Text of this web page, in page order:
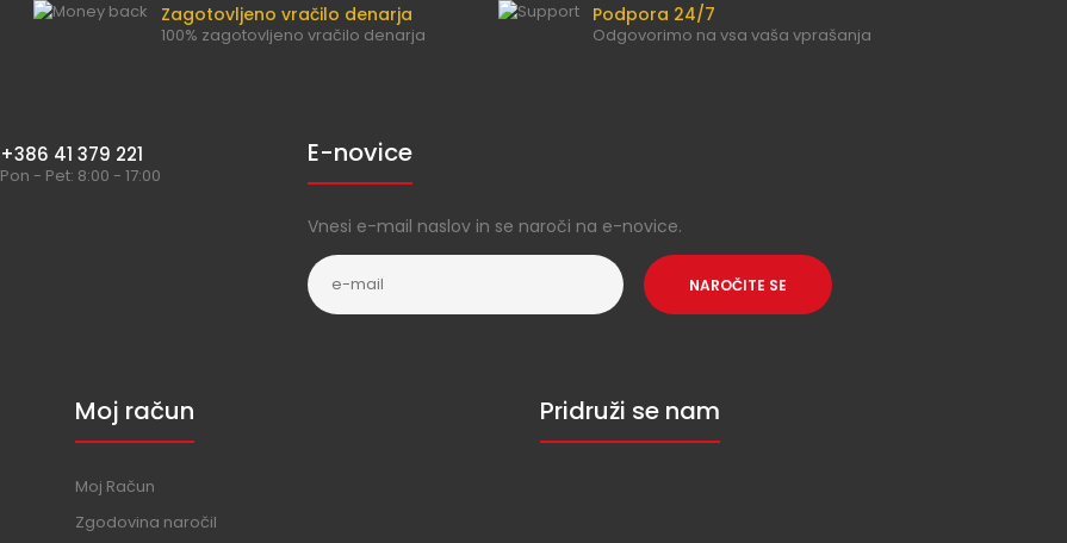
Zagotovljeno vračilo denarja
100% zagotovljeno vračilo denarja
Podpora 24/7
Odgovorimo na vsa vaša vprašanja
+386 41 379 221
Pon - Pet: 8:00 - 17:00
E-novice
Vnesi e-mail naslov in se naroči na e-novice.
NAROČITE SE
Moj račun
Moj Račun
Zgodovina naročil
Pridruži se nam